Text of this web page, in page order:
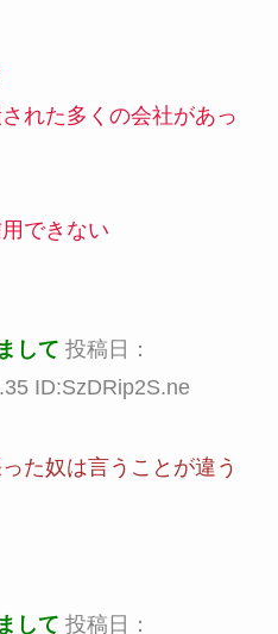
れた多くの会社があっ
できない
して 投稿日：
ID:SzDRip2S.ne
た奴は言うことが違う
して 投稿日：